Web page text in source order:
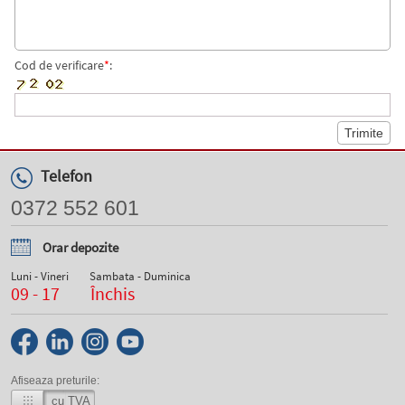
Cod de verificare*:
Telefon
0372 552 601
Orar depozite
Luni - Vineri
09 - 17
Sambata - Duminica
Închis
Afiseaza preturile:
cu TVA